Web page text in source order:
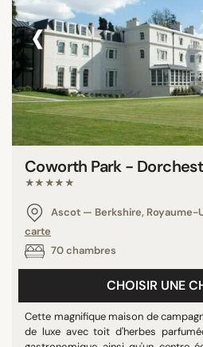
‹
Coworth Park -
★★★★★
Ascot — Berkshire, Royaume-
carte
70 chambres
CHOISIR UNE
Cette magnifique maison de
de luxe avec toit d'herbes